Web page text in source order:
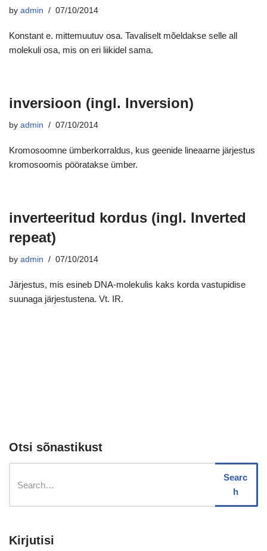
by admin 07/10/2014
Konstant e. mittemuutuv osa. Tavaliselt mõeldakse selle all
molekuli osa, mis on eri liikidel sama.
inversioon (ingl. Inversion)
by admin 07/10/2014
Kromosoomne ümberkorraldus, kus geenide lineaarne järjestus
kromosoomis pööratakse ümber.
inverteeritud kordus (ingl. Inverted
repeat)
by admin 07/10/2014
Järjestus, mis esineb DNA-molekulis kaks korda vastupidise
suunaga järjestustena. Vt. IR.
Otsi sõnastikust
Searc
h
Kirjutisi